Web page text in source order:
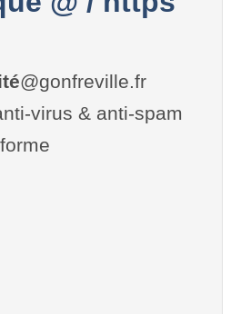
@gonfreville.fr
virus & anti-spam